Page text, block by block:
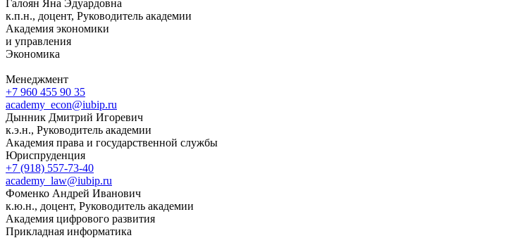
Галоян Яна Эдуардовна
к.п.н., доцент, Руководитель академии
Академия экономики
и управления
Экономика
Менеджмент
+7 960 455 90 35
academy_econ@iubip.ru
Дынник Дмитрий Игоревич
к.э.н., Руководитель академии
Академия права и государственной службы
Юриспруденция
+7 (918) 557-73-40
academy_law@iubip.ru
Фоменко Андрей Иванович
к.ю.н., доцент, Руководитель академии
Академия цифрового развития
Прикладная информатика